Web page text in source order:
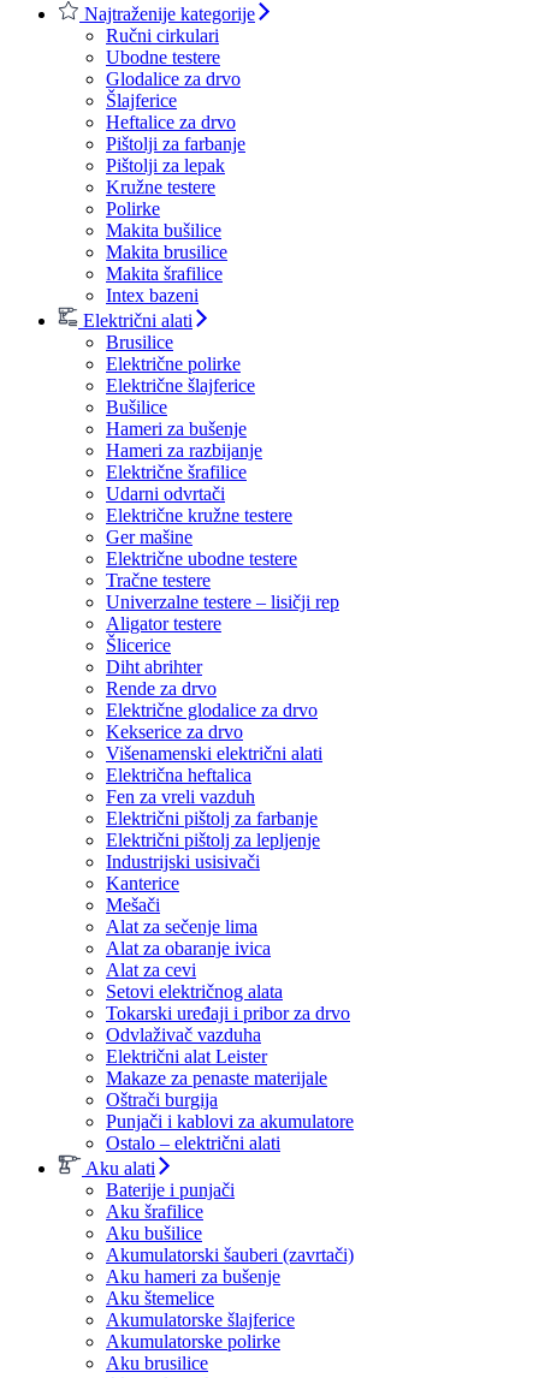
Najtraženije kategorije
Ručni cirkulari
Ubodne testere
Glodalice za drvo
Šlajferice
Heftalice za drvo
Pištolji za farbanje
Pištolji za lepak
Kružne testere
Polirke
Makita bušilice
Makita brusilice
Makita šrafilice
Intex bazeni
Električni alati
Brusilice
Električne polirke
Električne šlajferice
Bušilice
Hameri za bušenje
Hameri za razbijanje
Električne šrafilice
Udarni odvrtači
Električne kružne testere
Ger mašine
Električne ubodne testere
Tračne testere
Univerzalne testere – lisičji rep
Aligator testere
Šlicerice
Diht abrihter
Rende za drvo
Električne glodalice za drvo
Kekserice za drvo
Višenamenski električni alati
Električna heftalica
Fen za vreli vazduh
Električni pištolj za farbanje
Električni pištolj za lepljenje
Industrijski usisivači
Kanterice
Mešači
Alat za sečenje lima
Alat za obaranje ivica
Alat za cevi
Setovi električnog alata
Tokarski uređaji i pribor za drvo
Odvlaživač vazduha
Električni alat Leister
Makaze za penaste materijale
Oštrači burgija
Punjači i kablovi za akumulatore
Ostalo – električni alati
Aku alati
Baterije i punjači
Aku šrafilice
Aku bušilice
Akumulatorski šauberi (zavrtači)
Aku hameri za bušenje
Aku štemelice
Akumulatorske šlajferice
Akumulatorske polirke
Aku brusilice